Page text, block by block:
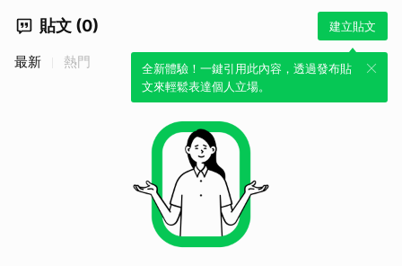
貼文 (0) 建立貼文
全新體驗！一鍵引用此內容，透過發布貼
文來輕鬆表達個人立場。
最新 熱門